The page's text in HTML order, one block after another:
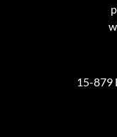
15-879